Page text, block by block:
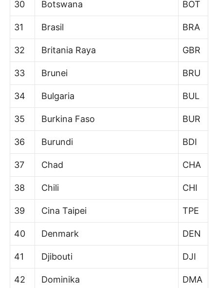
30 Botswana BOT
31 Brasil BRA
32 Britania Raya GBR
33 Brunei BRU
34 Bulgaria BUL
35 Burkina Faso BUR
36 Burundi BDI
37 Chad CHA
38 Chili CHI
39 Cina Taipei TPE
40 Denmark DEN
41 Djibouti DJI
42 Dominika DMA